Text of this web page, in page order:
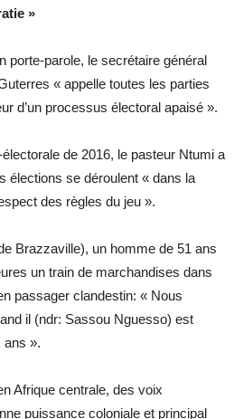
»
porte-parole, le secrétaire général
« appelle toutes les parties
d’un processus électoral apaisé ».
de 2016, le pasteur Ntumi a
élections se déroulent « dans la
des règles du jeu ».
Brazzaville), un homme de 51 ans
un train de marchandises dans
passager clandestin: « Nous
il (ndr: Sassou Nguesso) est
ans ».
Afrique centrale, des voix
puissance coloniale et principal